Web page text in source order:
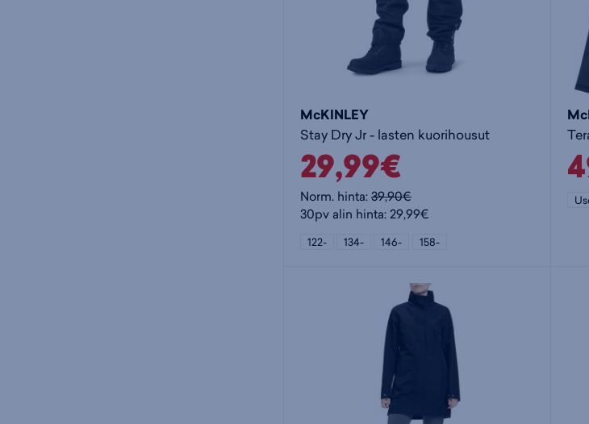
McKINLEY
Stay Dry Jr - lasten kuorihousut
29,99€
Norm. hinta:39,90€
30pv alin hinta: 29,99€
122- 134- 146- 158-